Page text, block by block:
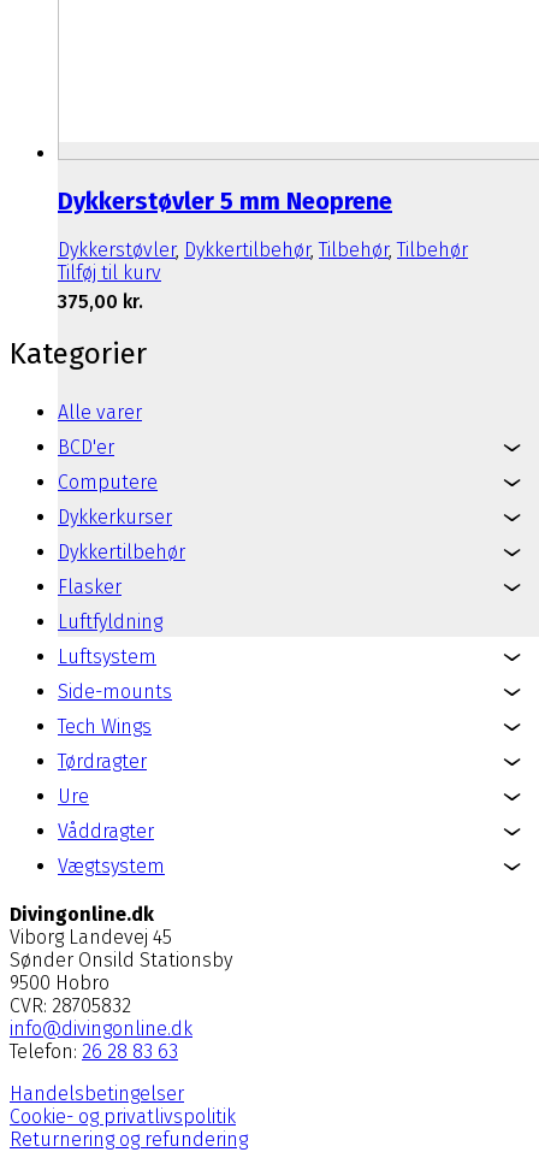
Dykkerstøvler 5 mm Neoprene
Dykkerstøvler, Dykkertilbehør,Tilbehør,Tilbehør
Tilføj til kurv
375,00 kr.
Kategorier
Alle varer
BCD'er
Computere
Dykkerkurser
Dykkertilbehør
Flasker
Luftfyldning
Luftsystem
Side-mounts
Tech Wings
Tørdragter
Ure
Våddragter
Vægtsystem
Divingonline.dk
Viborg Landevej 45
Sønder Onsild Stationsby
9500 Hobro
CVR: 28705832
info@divingonline.dk
Telefon: 26 28 83 63
Handelsbetingelser
Cookie- og privatlivspolitik
Returnering og refundering